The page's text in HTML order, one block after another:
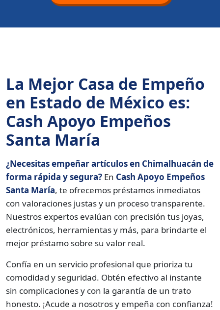
La Mejor Casa de Empeño
en Estado de México es:
Cash Apoyo Empeños
Santa María
¿Necesitas empeñar artículos en Chimalhuacán de
forma rápida y segura? En Cash Apoyo Empeños
Santa María, te ofrecemos préstamos inmediatos
con valoraciones justas y un proceso transparente.
Nuestros expertos evalúan con precisión tus joyas,
electrónicos, herramientas y más, para brindarte el
mejor préstamo sobre su valor real.
Confía en un servicio profesional que prioriza tu
comodidad y seguridad. Obtén efectivo al instante
sin complicaciones y con la garantía de un trato
honesto. ¡Acude a nosotros y empeña con confianza!